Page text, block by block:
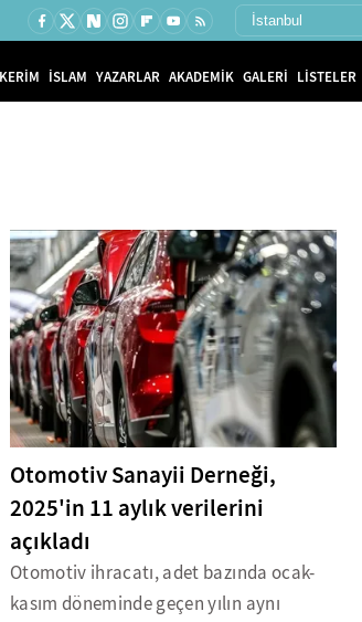
İSLAM YAZARLAR AKADEMİK GALERİ LİSTELER
Otomotiv Sanayii Derneği,
2025'in 11 aylık verilerini
açıkladı
Otomotiv ihracatı, adet bazında ocak-
kasım döneminde geçen yılın aynı